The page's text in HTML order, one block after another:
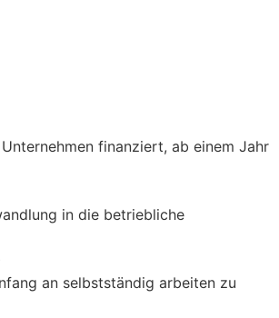
finanziert, ab einem Jahr
in die betriebliche
an selbstständig arbeiten zu